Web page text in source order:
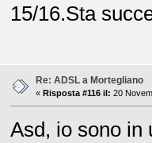
15/16.Sta
Re: ADSL a Mortegliano
« Risposta #116 il: 20
Asd, io sono in